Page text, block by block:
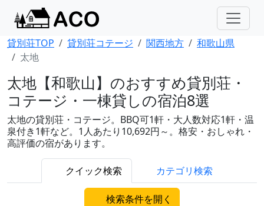
貸別荘TOP 貸別荘コテージ 関西地方
和歌山県
太地
太地【和歌山】のおすすめ貸別荘・
コテージ・一棟貸しの宿泊8選
太地の貸別荘・コテージ。BBQ可1軒・大人数対応1軒・温
泉付き1軒など。1人あたり10,692円～。格安・おしゃれ・
高評価の宿があります。
クイック検索 カテゴリ検索
検索条件を開く